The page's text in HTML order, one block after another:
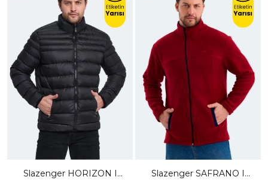
Slazenger HORIZON I
Slazenger SAFRANO I